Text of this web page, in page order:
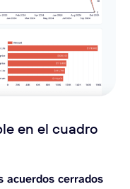
en el cuadro
acuerdos cerrados